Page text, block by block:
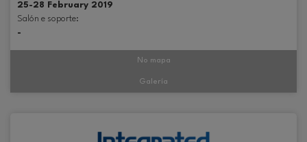
25-28 February 2019
Salón e soporte:
-
No mapa
Galería